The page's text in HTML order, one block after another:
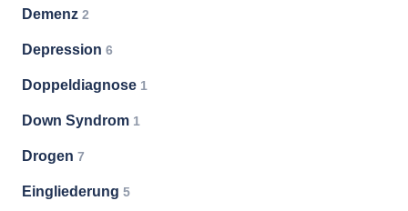
Demenz 2
Depression 6
Doppeldiagnose 1
Down Syndrom 1
Drogen 7
Eingliederung 5